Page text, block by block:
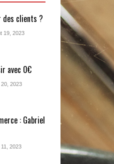
des clients ?
19, 2023
avec 0€
2023
: Gabriel
2023